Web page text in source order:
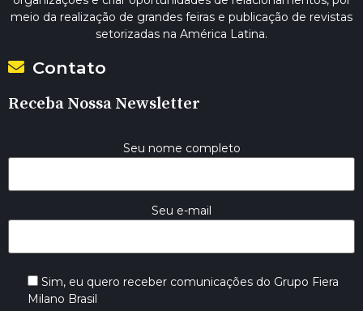
meio da realização de grandes feiras e publicação de revistas
setorizadas na América Latina.
Contato
Receba Nossa Newsletter
Seu nome completo
Seu e-mail
Sim, eu quero receber comunicações do Grupo Fiera
Milano Brasil